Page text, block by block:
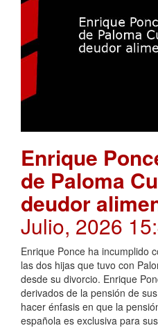
Enrique
de Paloma
deudor
Julio, 2026
Enrique Ponce ha incumplido
las dos hijas que tuvo con
desde su divorcio. Enrique
derivados de la pensión de
hacer énfasis en que la
española es exclusiva para